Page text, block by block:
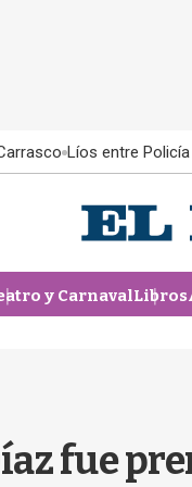
Líos entre
y CarnavalLibros
fue